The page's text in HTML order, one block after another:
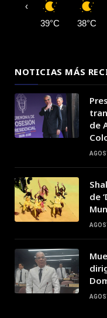
39°C 38°C
‹
NOTICIAS MÁS
de
de